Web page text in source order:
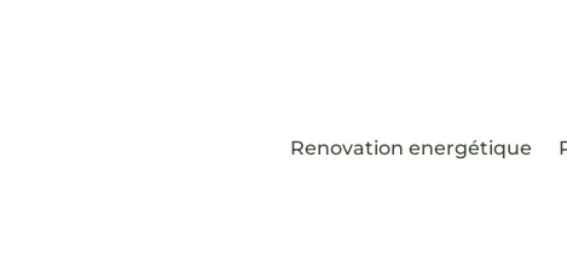
Renovation energétique